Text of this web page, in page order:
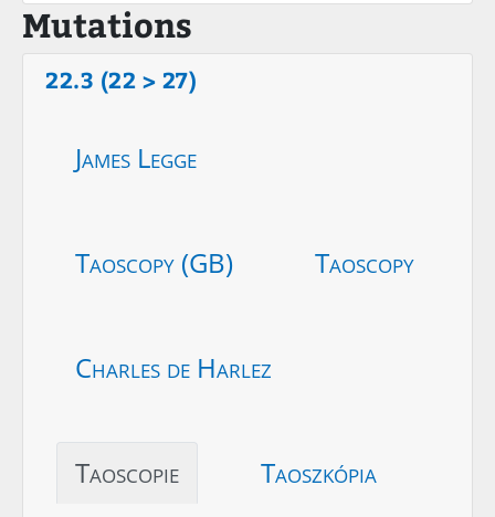
Mutations
22.3 (22 > 27)
James Legge
Taoscopy (GB) Taoscopy
Charles de Harlez
Taoscopie Taoszkópia